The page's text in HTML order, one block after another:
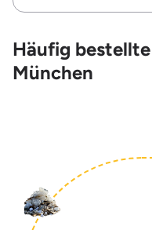
Häufig
München